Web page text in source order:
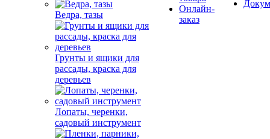
Ведра, тазы
Грунты и ящики для
рассады, краска для
деревьев
Лопаты, черенки,
садовый инструмент
Онлайн-
заказ